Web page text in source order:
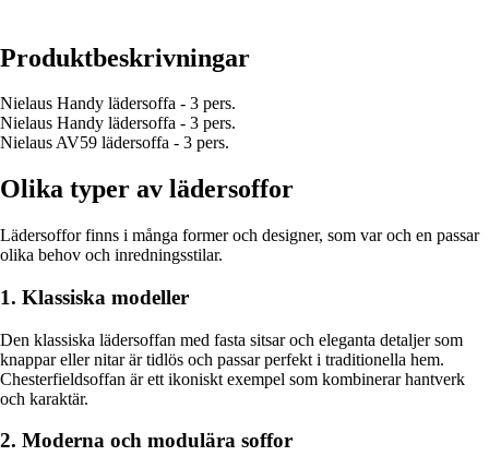
Produktbeskrivningar
Nielaus Handy lädersoffa - 3 pers.
Nielaus Handy lädersoffa - 3 pers.
Nielaus AV59 lädersoffa - 3 pers.
Olika typer av lädersoffor
Lädersoffor finns i många former och designer, som var och en passar
olika behov och inredningsstilar.
1. Klassiska modeller
Den klassiska lädersoffan med fasta sitsar och eleganta detaljer som
knappar eller nitar är tidlös och passar perfekt i traditionella hem.
Chesterfieldsoffan är ett ikoniskt exempel som kombinerar hantverk
och karaktär.
2. Moderna och modulära soffor